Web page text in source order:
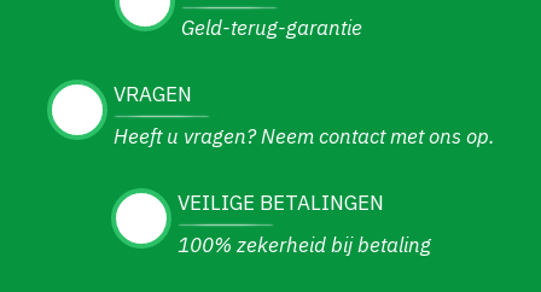
Geld-terug-garantie
VRAGEN
Heeft u vragen? Neem contact met ons op.
VEILIGE BETALINGEN
100% zekerheid bij betaling